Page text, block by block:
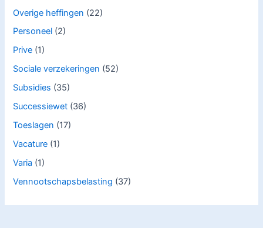
Overige heffingen (22)
Personeel (2)
Prive (1)
Sociale verzekeringen (52)
Subsidies (35)
Successiewet (36)
Toeslagen (17)
Vacature (1)
Varia (1)
Vennootschapsbelasting (37)